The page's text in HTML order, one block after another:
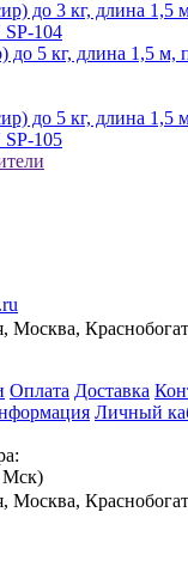
до 5 кг, длина 1,5
Москва,
Оплата Доставка
Личный
Мск)
Москва,